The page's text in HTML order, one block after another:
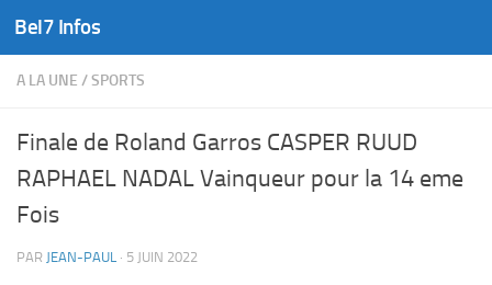
Skip to content
Bel7 Infos
A LA UNE /SPORTS
Finale de Roland Garros CASPER RUUD
RAPHAEL NADAL Vainqueur pour la 14 eme
Fois
PAR JEAN-PAUL · 5 JUIN 2022